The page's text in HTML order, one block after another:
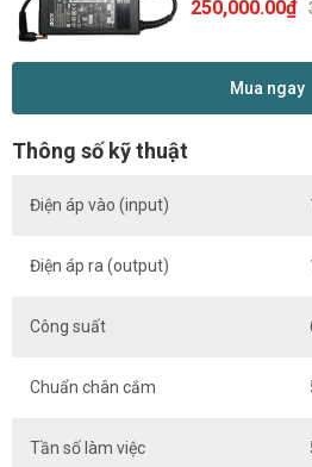
250,000.00₫
Mua ngay
Thông số kỹ thuật
Điện áp vào (input)
Điện áp ra (output)
Công suất
Chuẩn chân cắm
Tần số làm việc